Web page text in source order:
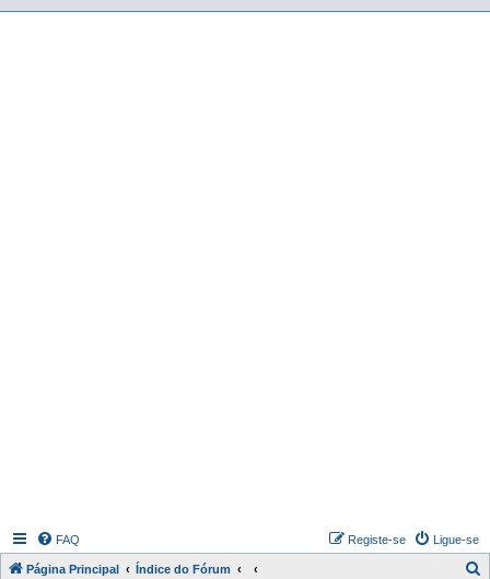
FAQ Ligue-se
Registe-se
Página Principal Índice do Fórum